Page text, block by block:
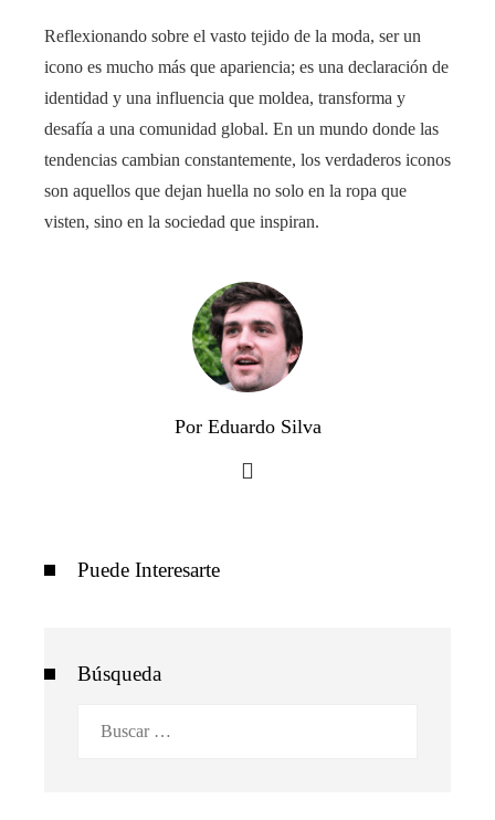
Reflexionando sobre el vasto tejido de la moda, ser un
icono es mucho más que apariencia; es una declaración de
identidad y una influencia que moldea, transforma y
desafía a una comunidad global. En un mundo donde las
tendencias cambian constantemente, los verdaderos iconos
son aquellos que dejan huella no solo en la ropa que
visten, sino en la sociedad que inspiran.
Por Eduardo Silva
Puede Interesarte
Búsqueda